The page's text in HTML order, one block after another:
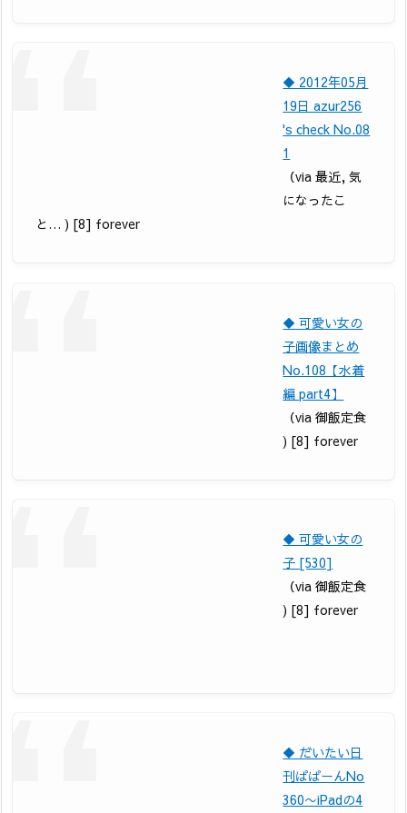
◆ 2012年05月
19日 azur256
's check No.08
1
（via 最近, 気
になったこ
と… ) [8] forever
◆ 可愛い女の
子画像まとめ
No.108【水着
編 part4】
（via 御飯定食
) [8] forever
◆ 可愛い女の
子 [530]
（via 御飯定食
) [8] forever
◆ だいたい日
刊ぱぱーんNo
360〜iPadの4